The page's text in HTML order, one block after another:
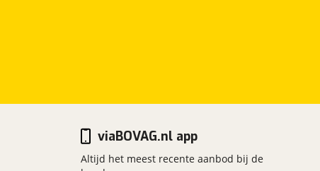
viaBOVAG.nl app
Altijd het meest recente aanbod bij de